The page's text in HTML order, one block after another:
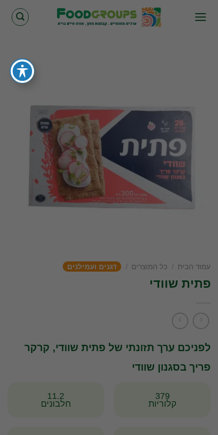
עמוד הבית / כל המוצרים / דגנים ועמילנים
פתית שוודי
לפניכם ערך תזונתי של פתית שוודי, קרקר
פריך בסגנון שוודי
379
קלוריות
11.2
חלבונים